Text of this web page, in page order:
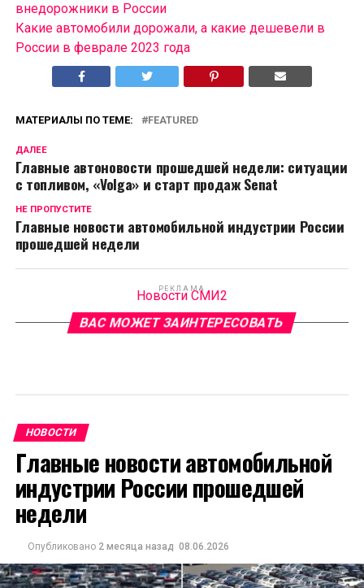
внедорожники в России
Какие автомобили дорожали, а какие дешевели в
России в феврале 2023 года
МАТЕРИАЛЫ ПО ТЕМЕ: FEATURED
ДАЛЕЕ
Главные автоновости прошедшей недели: ситуации
с топливом, «Volga» и старт продаж Senat
НЕ ПРОПУСТИТЕ
Главные новости автомобильной индустрии России
прошедшей недели
РЕКЛАМА
Новости СМИ2
ВАС МОЖЕТ ЗАИНТЕРЕСОВАТЬ
НОВОСТИ
Главные новости автомобильной
индустрии России прошедшей
недели
Опубликовано 2 месяца назад 08.06.2026